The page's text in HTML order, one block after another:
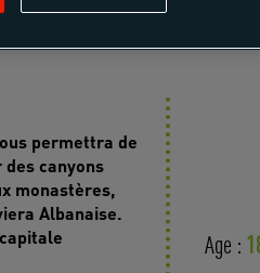
permettra de
canyons
monastères,
Albanaise.
Age :